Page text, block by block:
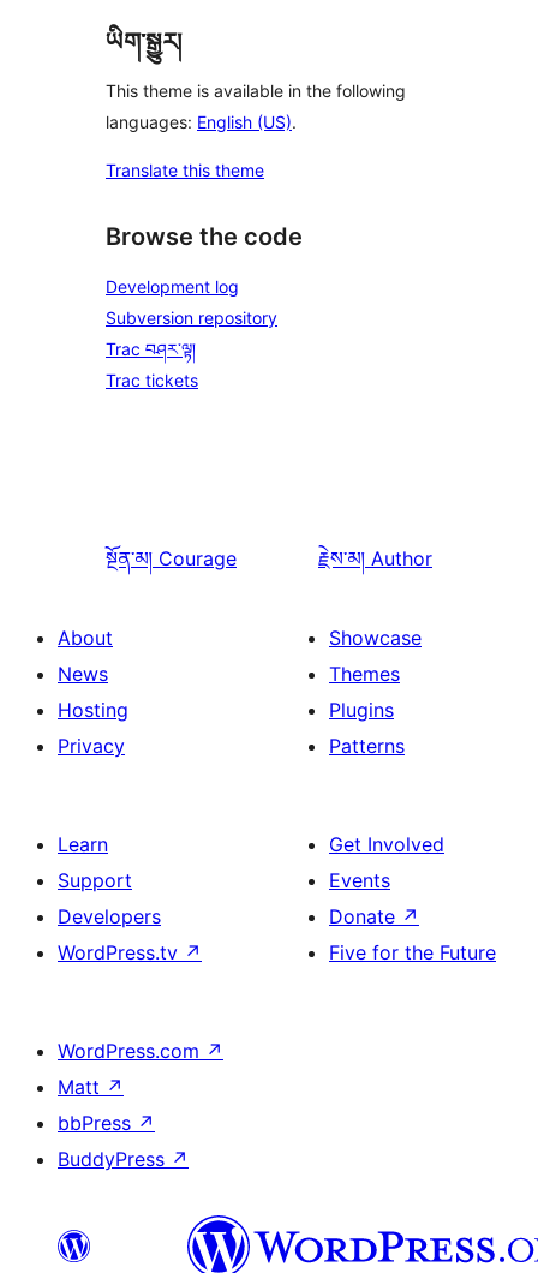
ཡིག་སྒྱུར།
This theme is available in the following
languages: English (US).
Translate this theme
Browse the code
Development log
Subversion repository
Trac བཤར་ལྟ།
Trac tickets
སྔོན་མ། Courage རྗེས་མ། Author
About
News
Hosting
Privacy
Showcase
Themes
Plugins
Patterns
Learn
Support
Developers
WordPress.tv ↗
Get Involved
Events
Donate ↗
Five for the Future
WordPress.com ↗
Matt ↗
bbPress ↗
BuddyPress ↗